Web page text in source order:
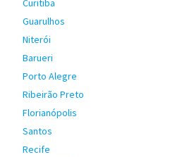
Curitiba
Guarulhos
Niterói
Barueri
Porto Alegre
Ribeirão Preto
Florianópolis
Santos
Recife